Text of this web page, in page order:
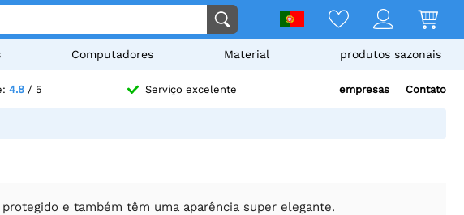
Computadores Material produtos sazonais
4.8/ 5 Serviço excelente empresas Contato
e também têm uma aparência super elegante.